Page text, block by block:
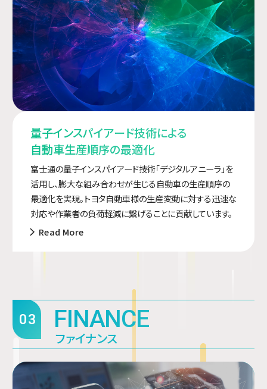
量子インスパイアード技術による
自動車生産順序の最適化
富士通の量子インスパイアード技術「デジタルアニーラ」を
活用し、膨大な組み合わせが生じる自動車の生産順序の
最適化を実現。トヨタ自動車様の生産変動に対する迅速な
対応や作業者の負荷軽減に繋げることに貢献しています。
Read More
FINANCE
ファイナンス
03